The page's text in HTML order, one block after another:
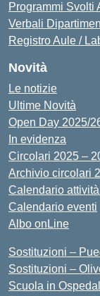
Programmi Svolti
Verbali
Registro Aule /
Novità
Le notizie
Ultime Novità
Open Day 2025/
In evidenza
Circolari 2025 –
Archivio circolari
Calendario
Calendario eventi
Albo onLine
Sostituzioni –
Sostituzioni –
Scuola in